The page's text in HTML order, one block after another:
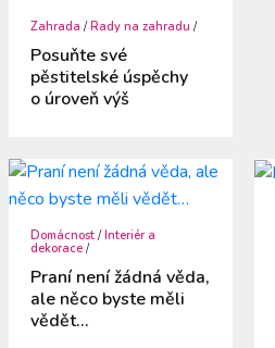
Zahrada /Rady na zahradu /
Posuňte své
pěstitelské úspěchy
o úroveň výš
Domácnost /Interiér a
dekorace /
Praní není žádná věda,
ale něco byste měli
vědět…